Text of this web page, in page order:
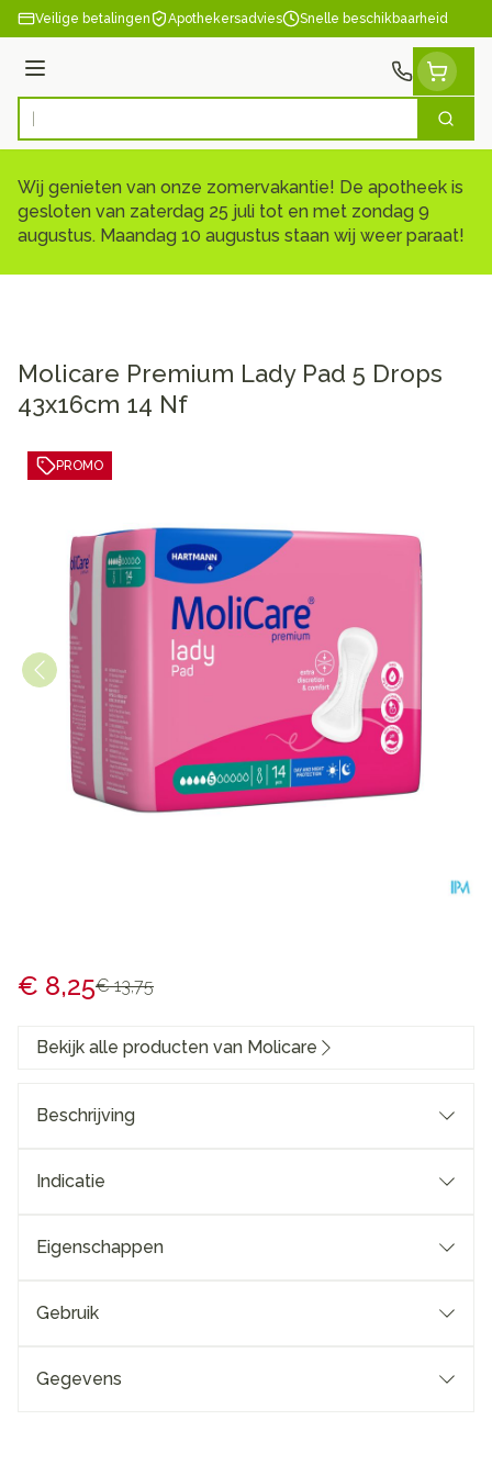
Ga naar de inhoud
Veilige betalingen Apothekersadvies Snelle beschikbaarheid
Menu
Product, merk, categorie... Zoek
Wij genieten van onze zomervakantie! De apotheek is
gesloten van zaterdag 25 juli tot en met zondag 9
augustus. Maandag 10 augustus staan wij weer paraat!
Molicare Premium Lady Pad 5 Drops
43x16cm 14 Nf
PROMO
Adviesprijs
€ 13,75
Promotie prijs
€ 8,25
Bekijk alle producten van Molicare
Beschrijving
Indicatie
Eigenschappen
Gebruik
Gegevens